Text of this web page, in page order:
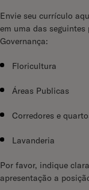
Envie seu currículo
em uma das
Governança:
Floricultura
Áreas Publicas
Corredores e
Lavanderia
Por favor, indique
apresentação a